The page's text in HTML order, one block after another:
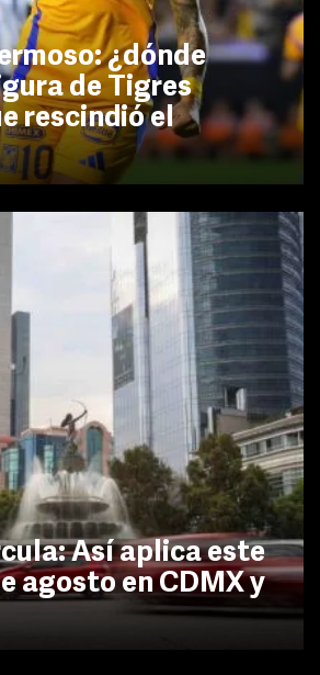
¿dónde
de Tigres
rescindió el
Así aplica este
agosto en CDMX y